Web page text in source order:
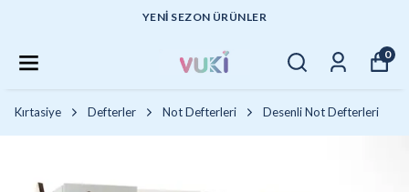
YENI SEZON ÜRÜNLER
0
Kırtasiye Defterler Not Defterleri Desenli Not Defterleri